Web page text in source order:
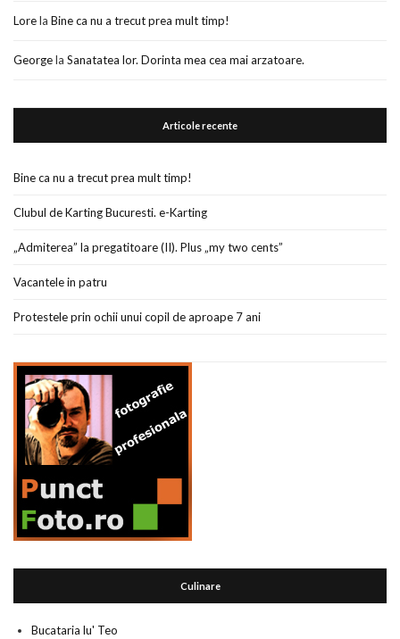
Lorela Bine ca nu a trecut prea mult timp!
Georgela Sanatatea lor. Dorinta mea cea mai arzatoare.
Articole recente
Bine ca nu a trecut prea mult timp!
Clubul de Karting Bucuresti. e-Karting
„Admiterea” la pregatitoare (II). Plus „my two cents”
Vacantele in patru
Protestele prin ochii unui copil de aproape 7 ani
Culinare
Bucataria lu' Teo